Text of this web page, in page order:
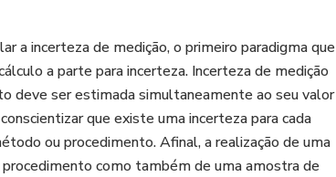
a incerteza de medição, o primeiro paradigma que
a parte para incerteza. Incerteza de medição
deve ser estimada simultaneamente ao seu valor
que existe uma incerteza para cada
ou procedimento. Afinal, a realização de uma
como também de uma amostra de